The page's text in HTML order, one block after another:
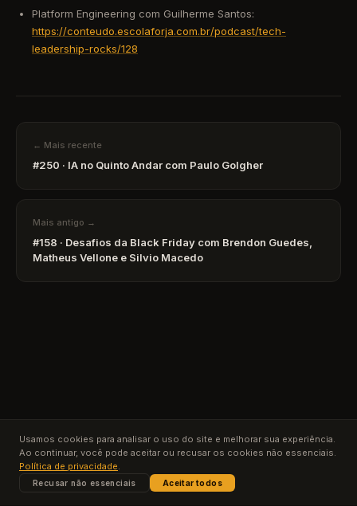
Usamos cookies para analisar o uso do site e melhorar sua experiência.
Ao continuar, você pode aceitar ou recusar os cookies não essenciais.
Política de privacidade.
Recusar não essenciais Aceitar todos
Platform Engineering com Guilherme Santos:
https://conteudo.escolaforja.com.br/podcast/tech-
leadership-rocks/128
← Mais recente
#250 · IA no Quinto Andar com Paulo Golgher
Mais antigo →
#158 · Desafios da Black Friday com Brendon Guedes,
Matheus Vellone e Silvio Macedo